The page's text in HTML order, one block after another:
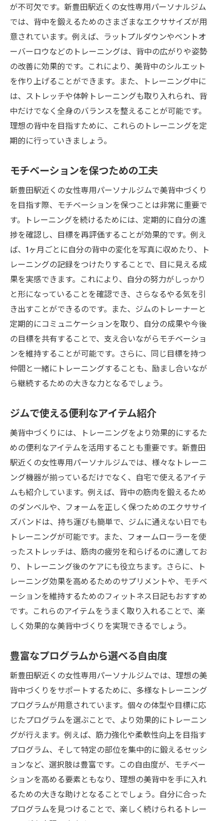
が不可欠です。新豊田駅近くの女性専用パーソナルジム
では、背中を鍛えるためのさまざまなエクササイズが用
意されています。例えば、ラットプルダウンやベントオ
ーバーロウなどのトレーニングは、背中の広がりや姿勢
の改善に効果的です。これにより、美背中のシルエット
を作り上げることができます。また、トレーニング中に
は、ストレッチや体幹トレーニングも取り入れられ、背
中だけでなく全身のバランスを整えることが可能です。
理想の背中を目指すために、これらのトレーニングを定
期的に行っていきましょう。
モチベーションを保つための工夫
新豊田駅近くの女性専用パーソナルジムで美背中づくり
を目指す際、モチベーションを保つことは非常に重要で
す。トレーニングを続けるためには、定期的に自分の進
捗を確認し、目標を再評価することが効果的です。例え
ば、1ヶ月ごとに自分の背中の変化を写真に収めたり、ト
レーニングの記録をつけたりすることで、目に見える成
果を実感できます。これにより、自分の努力がしっかり
と形になっていることを確認でき、さらなるやる気を引
き出すことができるのです。また、ジムのトレーナーと
定期的にコミュニケーションを取り、自分の成果や今後
の目標を共有することで、支え合いながらモチベーショ
ンを維持することが可能です。さらに、同じ目標を持つ
仲間と一緒にトレーニングすることも、励まし合いなが
ら継続するための大きな力となるでしょう。
ジムで使える便利なアイテム紹介
美背中づくりには、トレーニングをより効果的にするた
めの便利なアイテムを活用することも重要です。新豊田
駅近くの女性専用パーソナルジムでは、様々なトレーニ
ング機器が揃っているだけでなく、自宅で使えるアイテ
ムも紹介しています。例えば、背中の筋肉を鍛えるため
のダンベルや、フォームを正しく保つためのエクササイ
ズバンドは、持ち運びも簡単で、ジムに通えない日でも
トレーニングが可能です。また、フォームローラーを使
ったストレッチは、筋肉の疲労を和らげるのに適してお
り、トレーニング後のケアにも役立ちます。さらに、ト
レーニング効果を高めるためのサプリメントや、モチベ
ーションを維持するためのフィットネス日記もおすすめ
です。これらのアイテムをうまく取り入れることで、楽
しく効果的な美背中づくりを実現できるでしょう。
豊富なプログラムから選べる自由度
新豊田駅近くの女性専用パーソナルジムでは、理想の美
背中づくりをサポートするために、多様なトレーニング
プログラムが用意されています。個々の体型や目標に応
じたプログラムを選ぶことで、より効果的にトレーニン
グが行えます。例えば、筋力強化や柔軟性向上を目指す
プログラム、そして特定の部位を集中的に鍛えるセッシ
ョンなど、選択肢は豊富です。この自由度が、モチベー
ションを高める要素ともなり、理想の美背中を手に入れ
るための大きな助けとなることでしょう。自分に合った
プログラムを見つけることで、楽しく続けられるトレー